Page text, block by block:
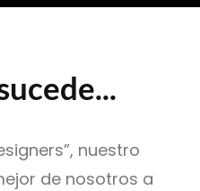
nuestro
de nosotros a